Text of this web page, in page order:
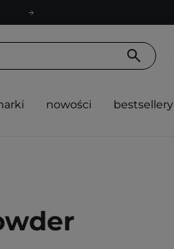
nowości bestsellery